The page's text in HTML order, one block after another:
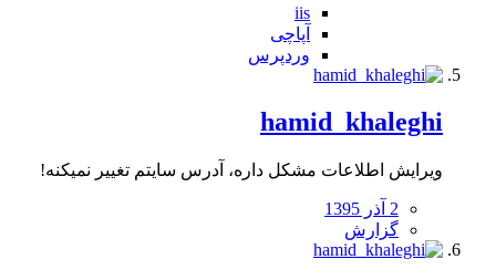
iis
آپاچی
وردپرس
hamid_khaleghi
ویرایش اطلاعات مشکل داره، آدرس سایتم تغییر نمیکنه!
2 آذر 1395
گزارش